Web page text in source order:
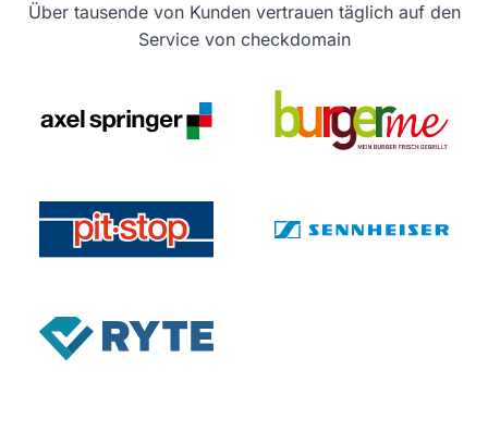
Über tausende von Kunden vertrauen täglich auf den
Service von checkdomain